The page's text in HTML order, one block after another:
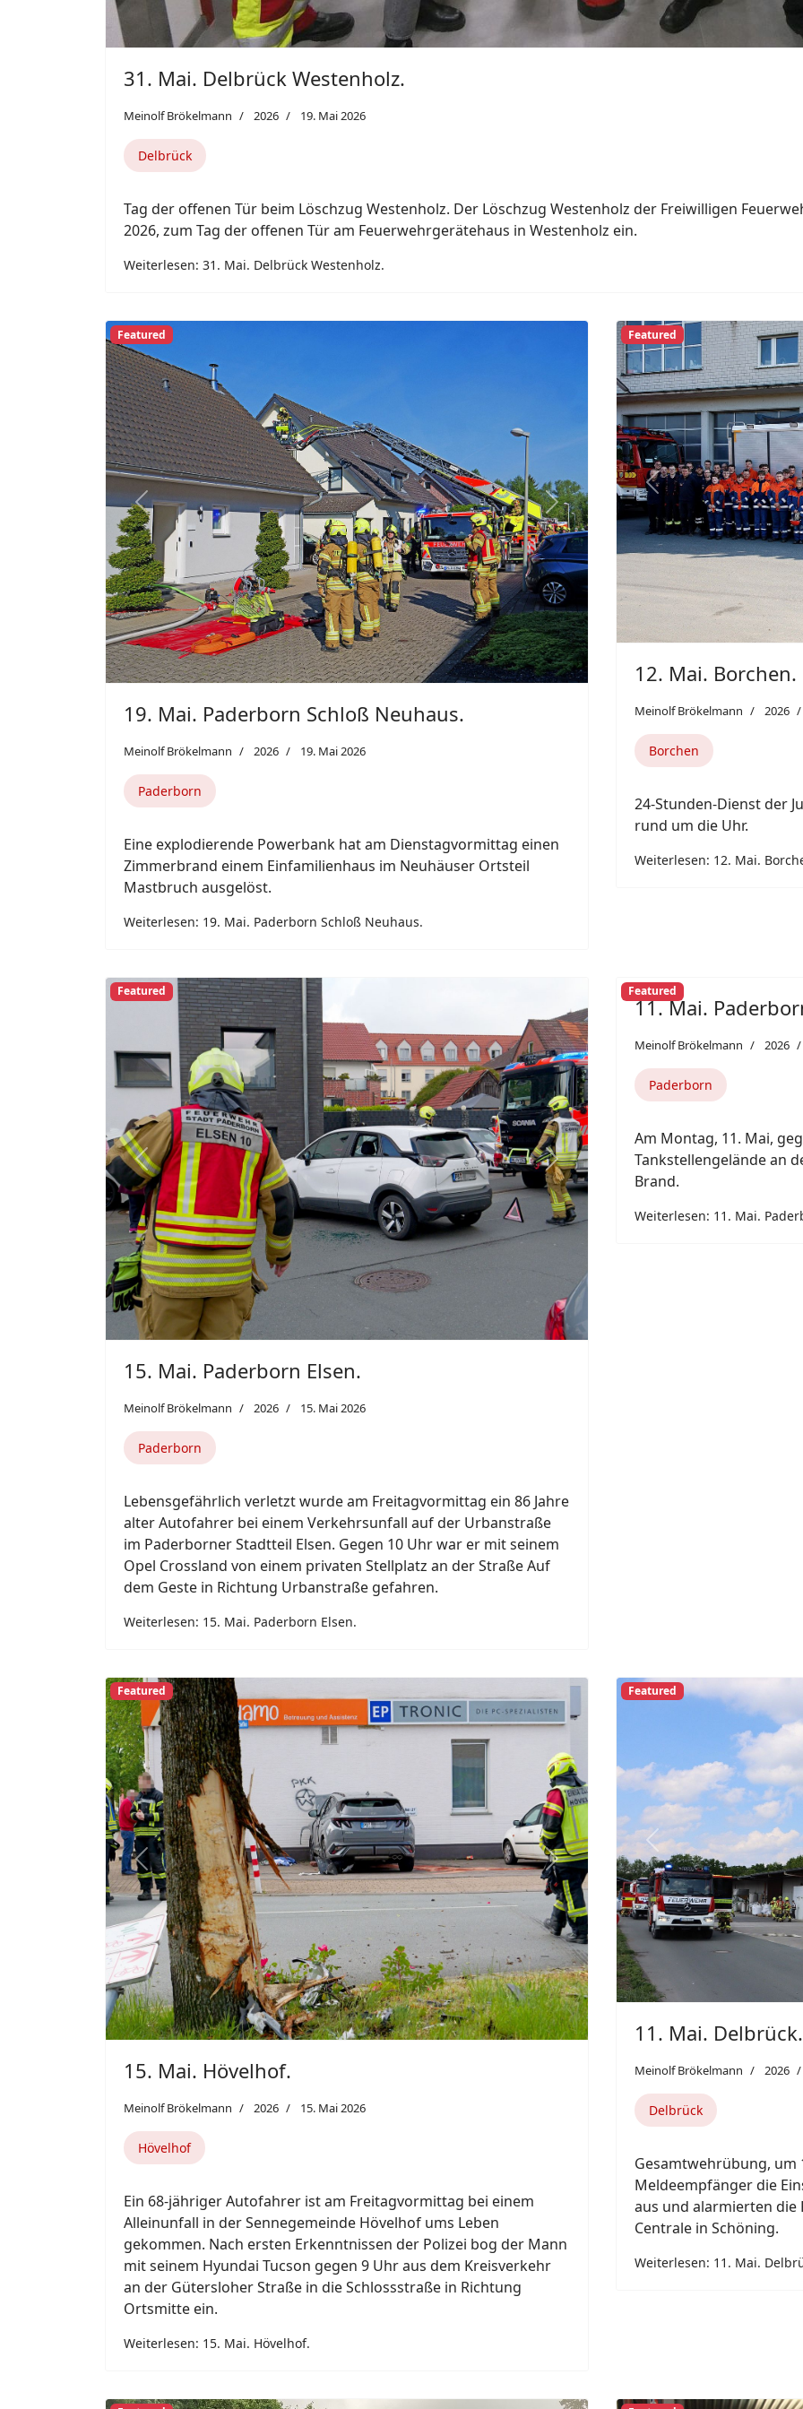
31. Mai. Delbrück Westenholz.
Meinolf Brökelmann 2026 19. Mai 2026
Delbrück
Tag der offenen Tür beim Löschzug Westenholz. Der Löschzug Westenholz der Freiwilligen
2026, zum Tag der offenen Tür am Feuerwehrgerätehaus in Westenholz ein.
Weiterlesen: 31. Mai. Delbrück Westenholz.
Previous
Featured
19. Mai. Paderborn Schloß Neuhaus.
Meinolf Brökelmann
Paderborn
Eine explodierende Powerbank hat am Dienstagvormittag einen
Zimmerbrand einem Einfamilienhaus im Neuhäuser Ortsteil
Mastbruch ausgelöst.
Weiterlesen: 19. Mai. Paderborn Schloß Neuhaus.
Previous
Featured
12. Mai. Borchen.
Meinolf Brökelmann 2026
Borchen
24-Stunden-Dienst der
rund um die Uhr.
Weiterlesen: 12. Mai.
Previous
Featured
15. Mai. Paderborn Elsen.
Meinolf Brökelmann 2026 15. Mai 2026
Paderborn
Lebensgefährlich verletzt wurde am Freitagvormittag ein 86 Jahre
alter Autofahrer bei einem Verkehrsunfall auf der Urbanstraße
im Paderborner Stadtteil Elsen. Gegen 10 Uhr war er mit seinem
Opel Crossland von einem privaten Stellplatz an der Straße Auf
dem Geste in Richtung Urbanstraße gefahren.
Weiterlesen: 15. Mai. Paderborn Elsen.
Featured
11. Mai.
Meinolf Brökelmann 2026
Tankstellengelände an
Brand.
Weiterlesen: 11. Mai.
Previous Next
Featured
15. Mai. Hövelhof.
Meinolf Brökelmann 15. Mai 2026
Hövelhof
Ein 68-jähriger Autofahrer ist am Freitagvormittag bei einem
Alleinunfall in der Sennegemeinde Hövelhof ums Leben
gekommen. Nach ersten Erkenntnissen der Polizei bog der Mann
mit seinem Hyundai Tucson gegen 9 Uhr aus dem Kreisverkehr
an der Gütersloher Straße in die Schlossstraße in Richtung
Ortsmitte ein.
Weiterlesen: 15. Mai. Hövelhof.
Previous Next
12. Mai. Paderborn.
Meinolf Brökelmann 2026 12. Mai 2026
Paderborn
Verkehrsunfall auf der B 64 fordert drei Verletzte Personen,
insgesamt sieben Fahrzeuge beteiligt. Auf der B64 kam es heute
zwischen den Anschlussstellen George-Marshall-Ring und
Warburger Straße in Höhe der Überführung Dahler Weg aus
ungeklärter Ursache zu einem Verkehrsunfall, an dem insgesamt
sieben Personen in sieben Fahrzeuge beteiligt waren.
Weiterlesen: 12. Mai. Paderborn.
Previous